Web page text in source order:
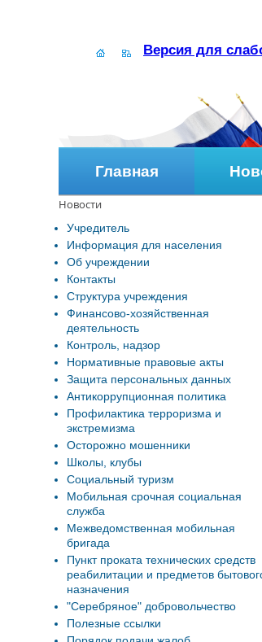
Версия для
Главная
Новости
Учредитель
Информация для населения
Об учреждении
Контакты
Структура учреждения
Финансово-хозяйственная
деятельность
Контроль, надзор
Нормативные правовые акты
Защита персональных данных
Антикоррупционная политика
Профилактика терроризма и
экстремизма
Осторожно мошенники
Школы, клубы
Социальный туризм
Мобильная срочная социальная
служба
Межведомственная мобильная
бригада
Пункт проката технических средств
реабилитации и предметов
назначения
"Серебряное" добровольчество
Полезные ссылки